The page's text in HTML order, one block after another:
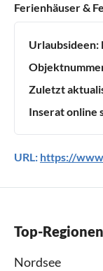
Ferienhäuser &
Urlaubsideen:
Zuletzt
Inserat online
URL: https://
Top-Regionen
Nordsee